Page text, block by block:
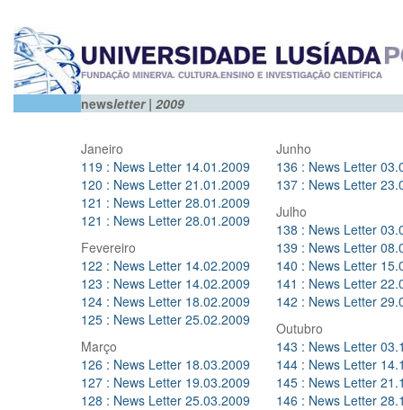
newsletter | 2009
Janeiro
119 : News Letter 14.01.2009
120 : News Letter 21.01.2009
121 : News Letter 28.01.2009
121 : News Letter 28.01.2009
Fevereiro
122 : News Letter 14.02.2009
123 : News Letter 14.02.2009
124 : News Letter 18.02.2009
125 : News Letter 25.02.2009
Março
126 : News Letter 18.03.2009
127 : News Letter 19.03.2009
128 : News Letter 25.03.2009
Junho
136 : News Letter
137 : News Letter
Julho
138 : News Letter
139 : News Letter
140 : News Letter
141 : News Letter
142 : News Letter
Outubro
143 : News Letter
144 : News Letter
145 : News Letter
146 : News Letter